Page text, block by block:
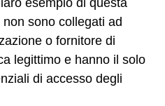
sono collegati ad
o fornitore di
legittimo e hanno il solo
di accesso degli